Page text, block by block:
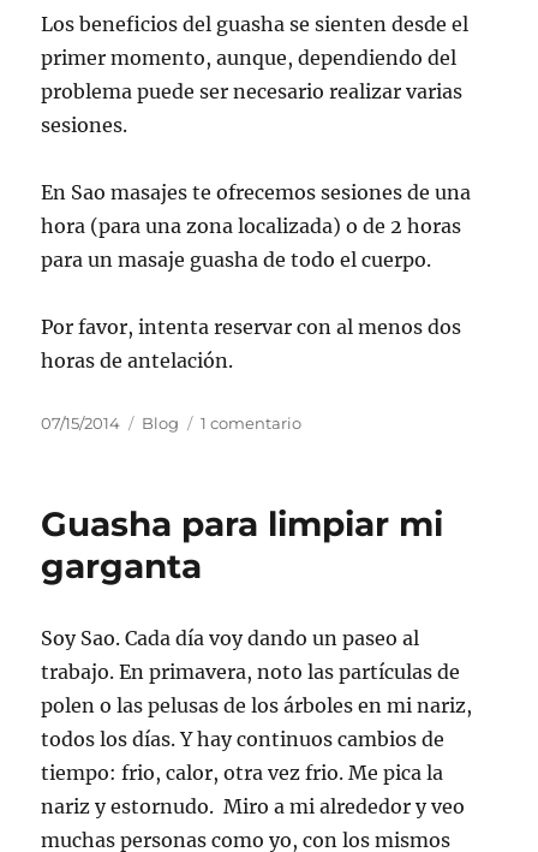
Los beneficios del guasha se sienten desde el
primer momento, aunque, dependiendo del
problema puede ser necesario realizar varias
sesiones.
En Sao masajes te ofrecemos sesiones de una
hora (para una zona localizada) o de 2 horas
para un masaje guasha de todo el cuerpo.
Por favor, intenta reservar con al menos dos
horas de antelación.
Publicado
07/15/2014 Categorías
Blog 1 comentarioen
hombros
Guasha para limpiar mi
garganta
Soy Sao. Cada día voy dando un paseo al
trabajo. En primavera, noto las partículas de
polen o las pelusas de los árboles en mi nariz,
todos los días. Y hay continuos cambios de
tiempo: frio, calor, otra vez frio. Me pica la
nariz y estornudo. Miro a mi alrededor y veo
muchas personas como yo, con los mismos